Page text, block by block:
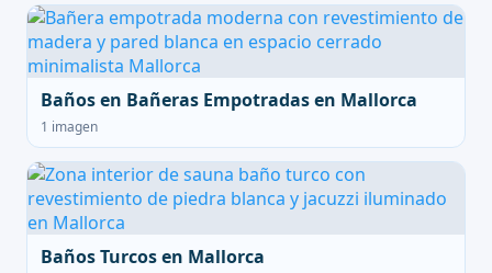
Baños en Bañeras Empotradas en Mallorca
1 imagen
Baños Turcos en Mallorca